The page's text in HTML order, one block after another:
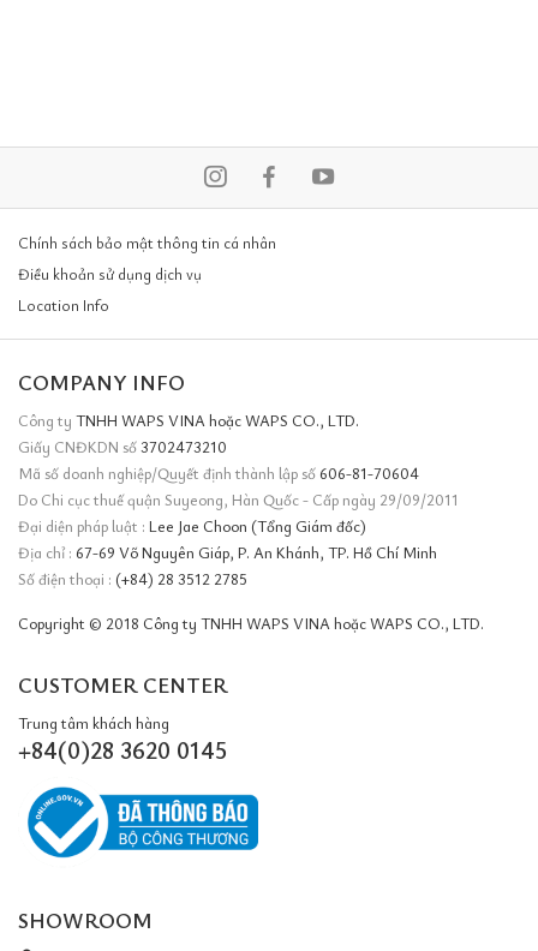
Chính sách bảo mật thông tin cá nhân
Điều khoản sử dụng dịch vụ
Location Info
COMPANY INFO
Công ty TNHH WAPS VINA hoặc WAPS CO., LTD.
Giấy CNĐKDN số3702473210
Mã số doanh nghiệp/Quyết định thành lập số 606-81-70604
Do Chi cục thuế quận Suyeong, Hàn Quốc - Cấp ngày 29/09/2011
Đại diện pháp luật : Lee Jae Choon (Tổng Giám đốc)
Địa chỉ : 67-69 Võ Nguyên Giáp, P. An Khánh, TP. Hồ Chí Minh
Số điện thoại : (+84) 28 3512 2785
Copyright © 2018 Công ty TNHH WAPS VINA hoặc WAPS CO., LTD.
CUSTOMER CENTER
Trung tâm khách hàng
+84(0)28 3620 0145
SHOWROOM